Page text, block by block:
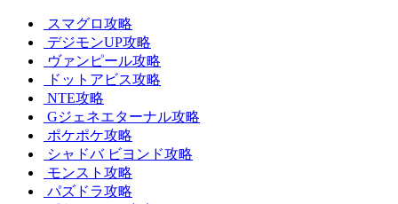
スマグロ攻略
デジモンUP攻略
ヴァンピール攻略
ドットアビス攻略
NTE攻略
Gジェネエターナル攻略
ポケポケ攻略
シャドバ ビヨンド攻略
モンスト攻略
パズドラ攻略